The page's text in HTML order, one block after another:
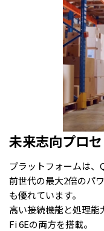
未来志向プロ
プラットフォームは、
前世代の最大2倍のパ
も優れています。
高い接続機能と処理能
Fi 6Eの両方を搭載。